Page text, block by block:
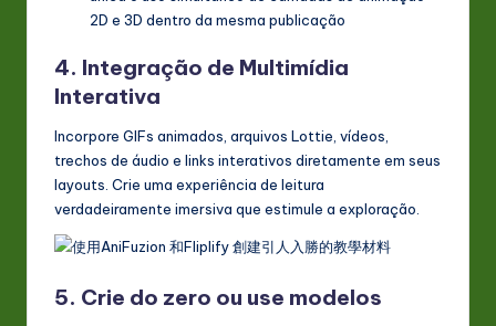
2D e 3D dentro da mesma publicação
4. Integração de Multimídia
Interativa
Incorpore GIFs animados, arquivos Lottie, vídeos,
trechos de áudio e links interativos diretamente em seus
layouts. Crie uma experiência de leitura
verdadeiramente imersiva que estimule a exploração.
5. Crie do zero ou use modelos